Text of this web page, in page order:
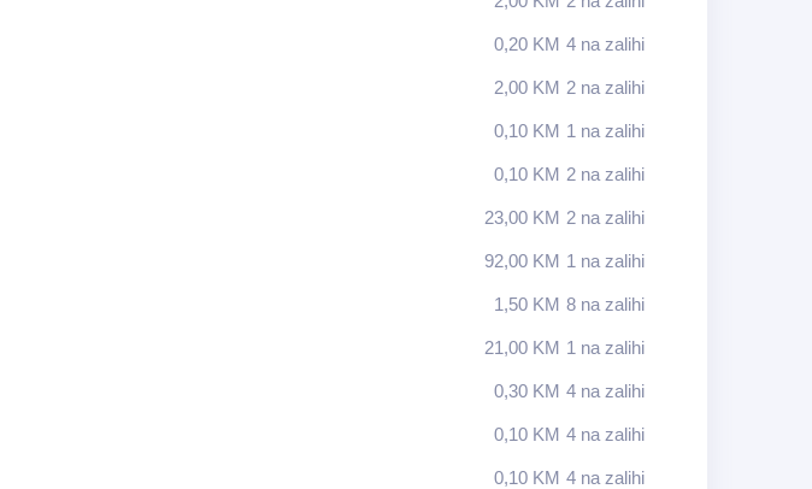
0,20 KM 4 na zalihi
2,00 KM 2 na zalihi
0,10 KM 1 na zalihi
0,10 KM 2 na zalihi
23,00 KM 2 na zalihi
92,00 KM 1 na zalihi
1,50 KM 8 na zalihi
21,00 KM 1 na zalihi
0,30 KM 4 na zalihi
0,10 KM 4 na zalihi
0,10 KM 4 na zalihi